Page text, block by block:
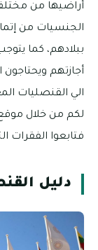
أراضيها من
الجنسيات من
ببلادهم، كما
أجازتهم ويحتاجون
الي القنصليات
لكم من خلال
فتابعوا الفقرات
دليل